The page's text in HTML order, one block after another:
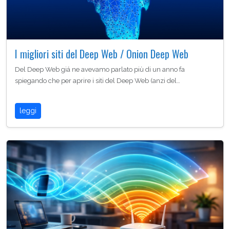
I migliori siti del Deep Web / Onion Deep Web
Del Deep Web giá ne avevamo parlato più di un anno fa
spiegando che per aprire i siti del Deep Web (anzi del…
leggi